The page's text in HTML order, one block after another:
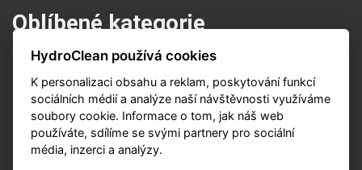
Oblíbené kategorie
Průmyslové vysavače
Vysokotlaké čističe
Podlahové mycí stroje
Zametací stroje
HydroClean používá cookies
K personalizaci obsahu a reklam, poskytování funkcí
sociálních médií a analýze naší návštěvnosti využíváme
soubory cookie. Informace o tom, jak náš web
používáte, sdílíme se svými partnery pro sociální
média, inzerci a analýzy.